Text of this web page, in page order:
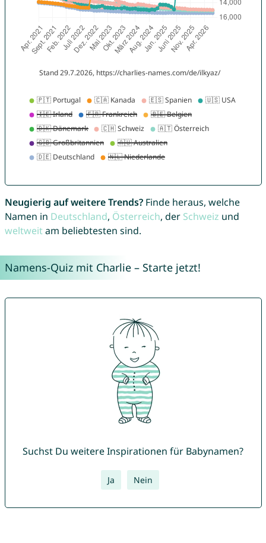
Neugierig auf weitere Trends?Finde heraus, welche
Namen in Deutschland, Österreich, der Schweiz und
weltweitam beliebtesten sind.
Namens-Quiz mit Charlie – Starte jetzt!
Suchst Du weitere Inspirationen für Babynamen?
Ja Nein